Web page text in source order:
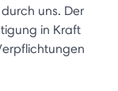
uns. Der
in Kraft